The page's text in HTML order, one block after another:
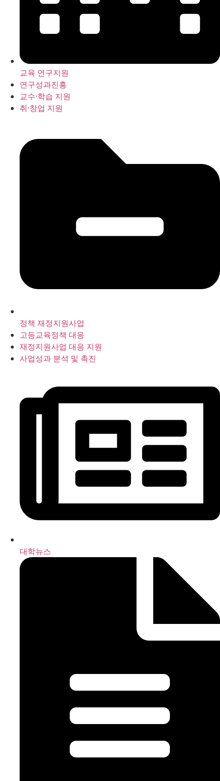
교육 연구지원
연구성과진흥
교수·학습 지원
취·창업 지원
정책 재정지원사업
고등교육정책 대응
재정지원사업 대응 지원
사업성과 분석 및 촉진
대학뉴스